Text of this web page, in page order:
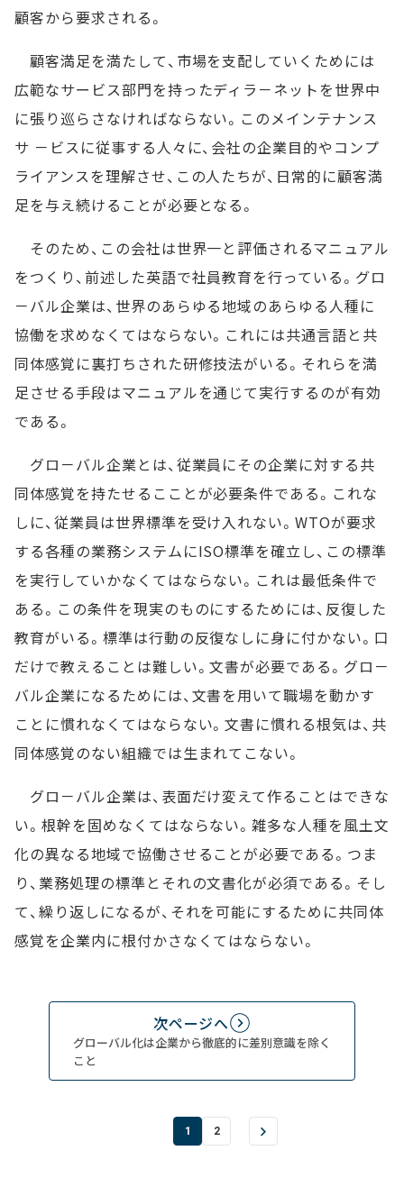
顧客から要求される。
顧客満足を満たして、市場を支配していくためには
広範なサービス部門を持ったディラ－ネットを世界中
に張り巡らさなければならない。このメインテナンス
サ －ビスに従事する人々に、会社の企業目的やコンプ
ライアンスを理解させ、この人たちが、日常的に顧客満
足を与え続けることが必要となる。
そのため、この会社は世界一と評価されるマニュアル
をつくり、前述した英語で社員教育を行っている。グロ
－バル企業は、世界のあらゆる地域のあらゆる人種に
協働を求めなくてはならない。これには共通言語と共
同体感覚に裏打ちされた研修技法がいる。それらを満
足させる手段はマニュアルを通じて実行するのが有効
である。
グロ－バル企業とは、従業員にその企業に対する共
同体感覚を持たせるこことが必要条件である。これな
しに、従業員は世界標準を受け入れない。WTOが要求
する各種の業務システムにISO標準を確立し、この標準
を実行していかなくてはならない。これは最低条件で
ある。この条件を現実のものにするためには、反復した
教育がいる。標準は行動の反復なしに身に付かない。口
だけで教えることは難しい。文書が必要である。グロ－
バル企業になるためには、文書を用いて職場を動かす
ことに慣れなくてはならない。文書に慣れる根気は、共
同体感覚のない組織では生まれてこない。
グロ－バル企業は、表面だけ変えて作ることはできな
い。根幹を固めなくてはならない。雑多な人種を風土文
化の異なる地域で協働させることが必要である。つま
り、業務処理の標準とそれの文書化が必須である。そし
て、繰り返しになるが、それを可能にするために共同体
感覚を企業内に根付かさなくてはならない。
次ページへ
グローバル化は企業から徹底的に差別意識を除く
こと
1 2